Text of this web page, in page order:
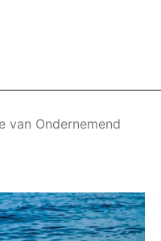
van Ondernemend